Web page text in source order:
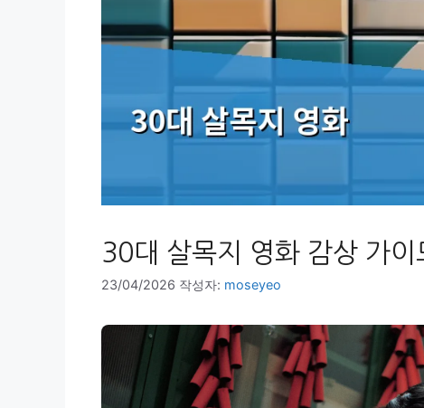
30대 살목지 영화 감상 가
23/04/2026 작성자: moseyeo